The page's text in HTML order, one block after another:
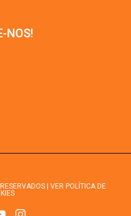
NOS!
| VER POLÍTICA DE